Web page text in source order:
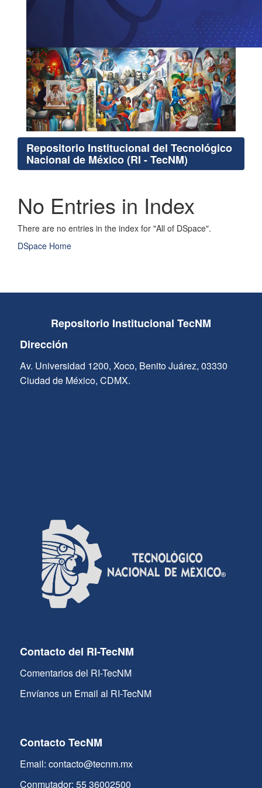
Repositorio Institucional del Tecnológico
Nacional de México (RI - TecNM)
No Entries in Index
There are no entries in the index for "All of DSpace".
DSpace Home
Repositorio Institucional TecNM
Dirección
Av. Universidad 1200, Xoco, Benito Juárez, 03330
Ciudad de México, CDMX.
Contacto del RI-TecNM
Comentarios del RI-TecNM
Envíanos un Email al RI-TecNM
Contacto TecNM
Email: contacto@tecnm.mx
Conmutador: 55 36002500